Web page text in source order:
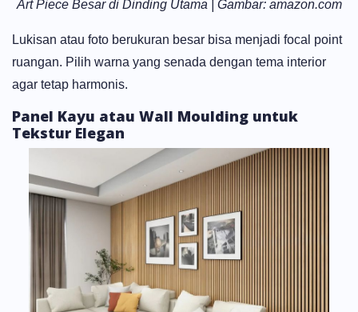
Art Piece Besar di Dinding Utama | Gambar: amazon.com
Lukisan atau foto berukuran besar bisa menjadi focal point
ruangan. Pilih warna yang senada dengan tema interior
agar tetap harmonis.
Panel Kayu atau Wall Moulding untuk
Tekstur Elegan